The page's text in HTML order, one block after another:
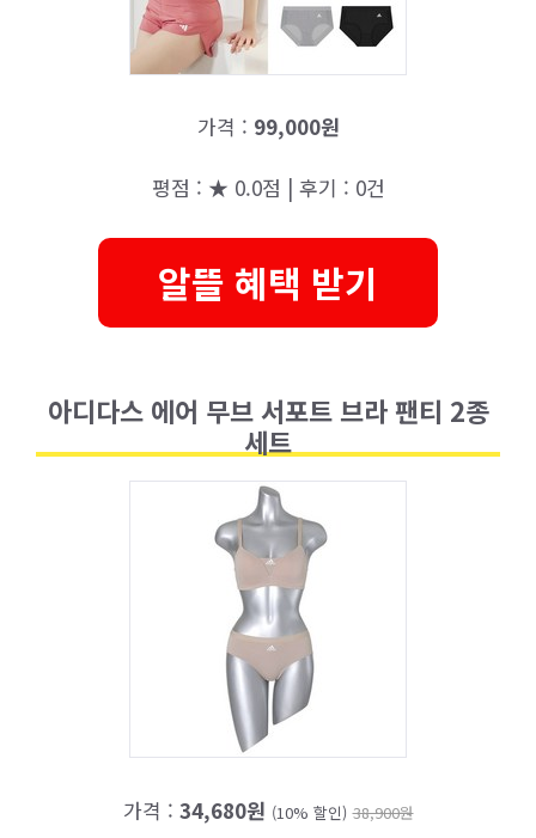
가격 : 99,000원
평점 : ★ 0.0점 | 후기 : 0건
알뜰 혜택 받기
아디다스 에어 무브 서포트 브라 팬티 2종
세트
가격 : 34,680원 (10% 할인) 38,900원